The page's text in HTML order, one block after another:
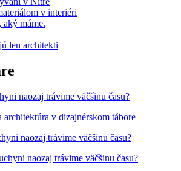
v interiéri
aký máme.
len architekti
naozaj trávime väčšinu času?
architektúra v dizajnérskom tábore
naozaj trávime väčšinu času?
naozaj trávime väčšinu času?